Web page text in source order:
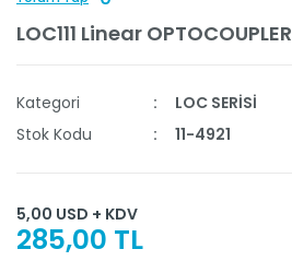
LOC111 Linear OPTOCOUPLER
Kategori
LOC SERİSİ
Stok Kodu
11-4921
5,00 USD + KDV
285,00 TL